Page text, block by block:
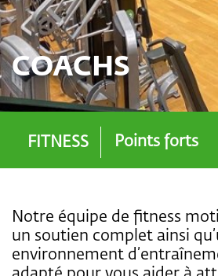
COACHS
FITNESS Points forts
Notre équipe de fitness
un soutien complet ainsi
environnement